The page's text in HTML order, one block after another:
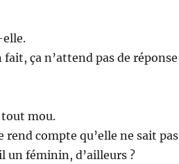
elle.
ça n’attend pas de réponse
tout mou.
compte qu’elle ne sait pas
un féminin, d’ailleurs ?